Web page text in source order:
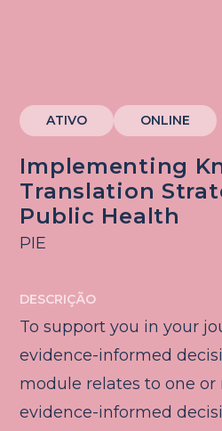
ATIVO ONLINE
Implementing
Translation
Public Health
PIE
DESCRIÇÃO
To support you in your
evidence-informed
module relates to one
evidence-informed